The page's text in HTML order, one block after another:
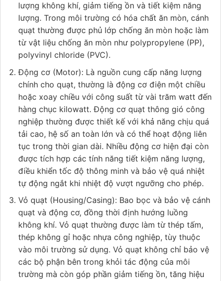
lượng không khí, giảm tiếng ồn và tiết kiệm năng
lượng. Trong môi trường có hóa chất ăn mòn, cánh
quạt thường được phủ lớp chống ăn mòn hoặc làm
từ vật liệu chống ăn mòn như polypropylene (PP),
polyvinyl chloride (PVC).
Động cơ (Motor): Là nguồn cung cấp năng lượng
chính cho quạt, thường là động cơ điện một chiều
hoặc xoay chiều với công suất từ vài trăm watt đến
hàng chục kilowatt. Động cơ quạt thông gió công
nghiệp thường được thiết kế với khả năng chịu quá
tải cao, hệ số an toàn lớn và có thể hoạt động liên
tục trong thời gian dài. Nhiều động cơ hiện đại còn
được tích hợp các tính năng tiết kiệm năng lượng,
điều khiển tốc độ thông minh và bảo vệ quá nhiệt
tự động ngắt khi nhiệt độ vượt ngưỡng cho phép.
Vỏ quạt (Housing/Casing): Bao bọc và bảo vệ cánh
quạt và động cơ, đồng thời định hướng luồng
không khí. Vỏ quạt thường được làm từ thép tấm,
thép không gỉ hoặc nhựa công nghiệp, tùy thuộc
vào môi trường sử dụng. Vỏ quạt không chỉ bảo vệ
các bộ phận bên trong khỏi tác động của môi
trường mà còn góp phần giảm tiếng ồn, tăng hiệu